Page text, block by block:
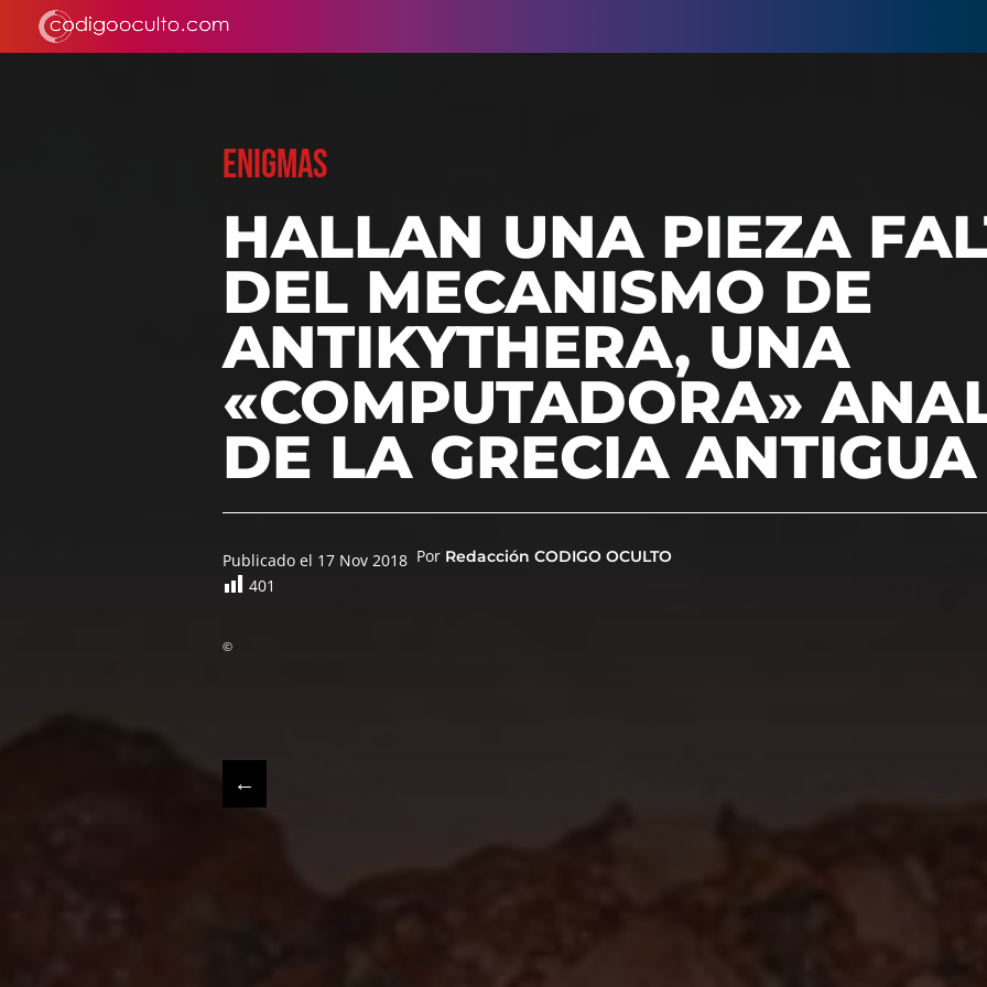
ENIGMAS
HALLAN UNA PIEZA
DEL MECANISMO DE
ANTIKYTHERA, UNA
«COMPUTADORA»
DE LA GRECIA ANTIGUA
Publicado el 17 Nov 2018 Por Redacción CODIGO OCULTO
401
©
←